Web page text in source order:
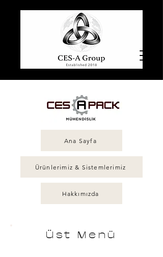
Ana Sayfa
Ürünlerimiz & Sistemlerimiz
Hakkımızda
Üst Menü